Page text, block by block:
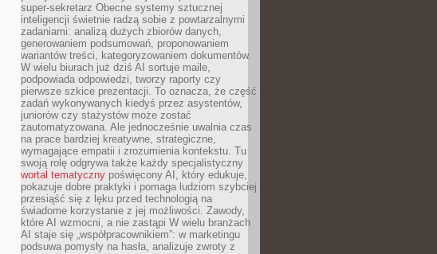
super-sekretarz Obecne systemy sztucznej
inteligencji świetnie radzą sobie z powtarzalnymi
zadaniami: analizą dużych zbiorów danych,
generowaniem podsumowań, proponowaniem
wariantów treści, kategoryzowaniem dokumentów.
W wielu biurach już dziś AI sortuje maile,
podpowiada odpowiedzi, tworzy raporty czy
pierwsze szkice prezentacji. To oznacza, że część
zadań wykonywanych kiedyś przez asystentów,
juniorów czy stażystów może zostać
zautomatyzowana. Ale jednocześnie uwalnia czas
na prace bardziej kreatywne, strategiczne,
wymagające empatii i zrozumienia kontekstu. Tu
swoją rolę odgrywa także każdy specjalistyczny
wortal tematyczny poświęcony AI, który edukuje,
pokazuje dobre praktyki i pomaga ludziom szybciej
przesiąść się z lęku przed technologią na
świadome korzystanie z jej możliwości. Zawody,
które AI wzmocni, a nie zastąpi W wielu branżach
AI staje się „współpracownikiem”: w marketingu
podsuwa pomysły na hasła, analizuje zwroty z